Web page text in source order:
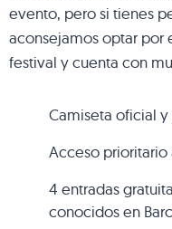
evento, pero si tienes
aconsejamos optar por
festival y cuenta con
Camiseta oficial
Acceso prioritario
4 entradas
conocidos en